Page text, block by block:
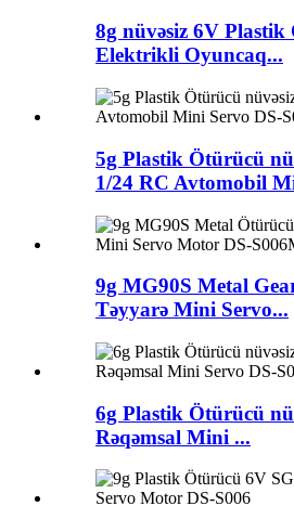
8g nüvəsiz 6V Plastik
Elektrikli Oyuncaq...
5g Plastik Ötürücü
1/24 RC Avtomobil
9g MG90S Metal
Təyyarə Mini Servo...
6g Plastik Ötürücü
Rəqəmsal Mini ...